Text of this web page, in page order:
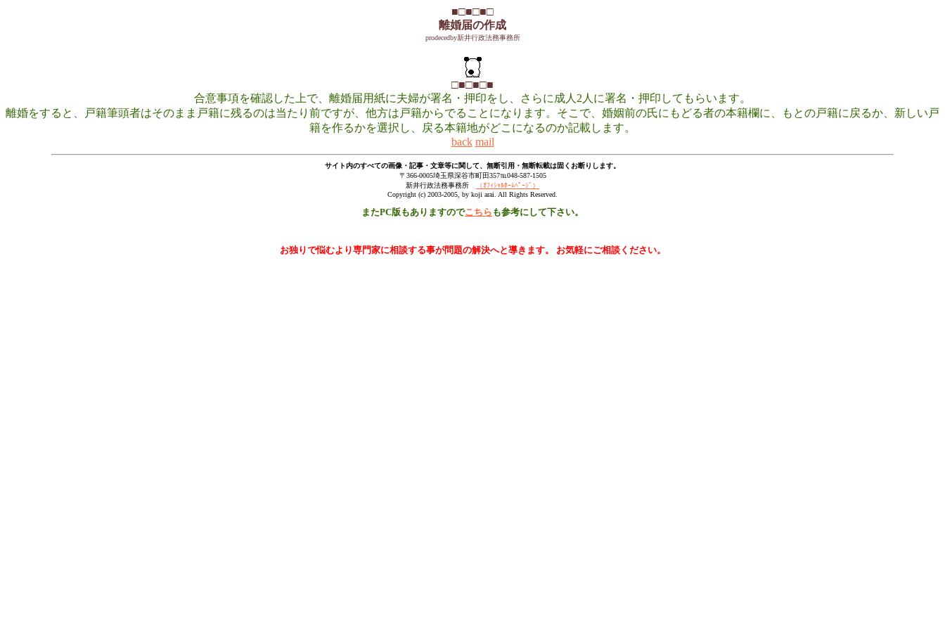
■□■□■□
離婚届の作成
prodecedby新井行政法務事務所
□■□■□■
合意事項を確認した上で、離婚届用紙に夫婦が署名・押印をし、さらに成人2人に署名・押印してもらいます。
離婚をすると、戸籍筆頭者はそのまま戸籍に残るのは当たり前ですが、他方は戸籍からでることになります。そこで、婚姻前の氏にもどる者の本籍欄に、もとの戸籍に戻るか、新しい戸
籍を作るかを選択し、戻る本籍地がどこになるのか記載します。
back mail
サイト内のすべての画像・記事・文章等に関して、無断引用・無断転載は固くお断りします。
〒366-0005埼玉県深谷市町田357℡048-587-1505
新井行政法務事務所
（ｵﾌｨｼｬﾙﾎｰﾑﾍﾟｰｼﾞ）
Copyright (c) 2003-2005, by koji arai. All Rights Reserved.
またPC版もありますのでこちら も参考にして下さい。
お独りで悩むより専門家に相談する事が問題の解決へと導きます。 お気軽にご相談ください。